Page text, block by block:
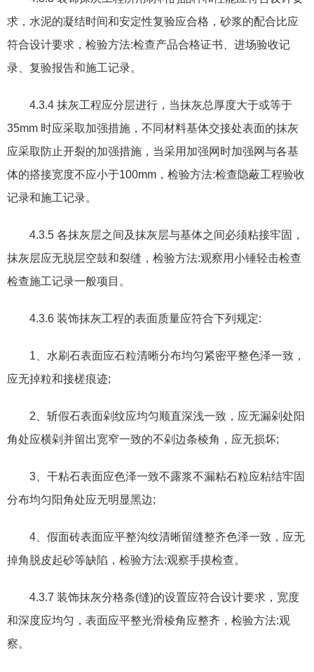
求 ， 水泥的凝结时间和安定性复验应合格 ， 砂浆的配合比应
符合设计要求 ， 检验方法:检查产品合格证书
进场验收记
录
复验报告和施工记录。
4.3.4 抹灰工程应分层进行 ， 当抹灰总厚度大于或等于
35mm 时应采取加强措施 ， 不同材料基体交接处表面的抹灰
应采取防止开裂的加强措施 ， 当采用加强网时加强网与各基
体的搭接宽度不应小于100mm ， 检验方法:检查隐蔽工程验收
记录和施工记录。
4.3.5 各抹灰层之间及抹灰层与基体之间必须粘接牢固 ，
抹灰层应无脱层空鼓和裂缝 ， 检验方法:观察用小锤轻击检查
检查施工记录一般项目。
4.3.6 装饰抹灰工程的表面质量应符合下列规定:
1 、水刷石表面应石粒清晰分布均匀紧密平整色泽一致 ，
应无掉粒和接槎痕迹;
2 、斩假石表面剁纹应均匀顺直深浅一致 ， 应无漏剁处阳
角处应横剁并留出宽窄一致的不剁边条棱角 ， 应无损坏;
3 、干粘石表面应色泽一致不露浆不漏粘石粒应粘结牢固
分布均匀阳角处应无明显黑边;
4 、假面砖表面应平整沟纹清晰留缝整齐色泽一致 ， 应无
掉角脱皮起砂等缺陷 ， 检验方法:观察手摸检查。
4.3.7 装饰抹灰分格条(缝)的设置应符合设计要求 ， 宽度
和深度应均匀 ， 表面应平整光滑棱角应整齐 ， 检验方法:观
察。